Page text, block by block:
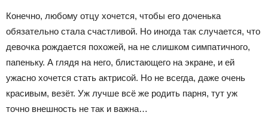
Конечно, любому отцу хочется, чтобы его доченька
обязательно стала счастливой. Но иногда так случается, что
девочка рождается похожей, на не слишком симпатичного,
папеньку. А глядя на него, блистающего на экране, и ей
ужасно хочется стать актрисой. Но не всегда, даже очень
красивым, везёт. Уж лучше всё же родить парня, тут уж
точно внешность не так и важна…